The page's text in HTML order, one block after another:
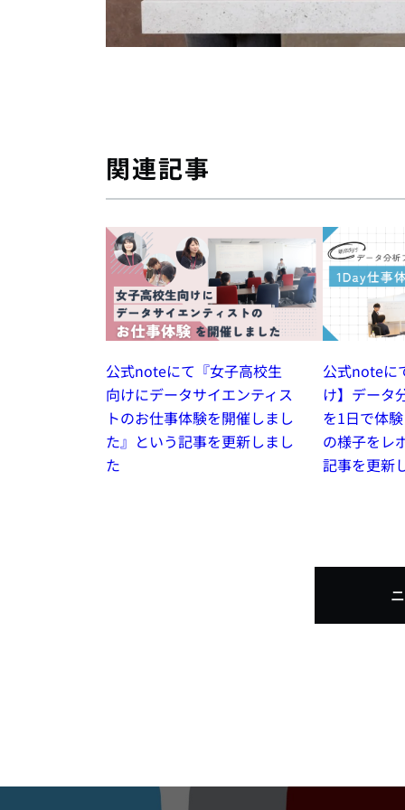
関連記事
公式noteにて『女子高校生
向けにデータサイエンティス
トのお仕事体験を開催しまし
た』という記事を更新しまし
た
公式noteに
け】データ
を1日で体
の様子をレ
記事を更新